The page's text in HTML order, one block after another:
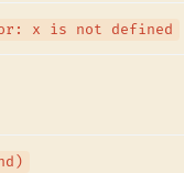
x is not defined